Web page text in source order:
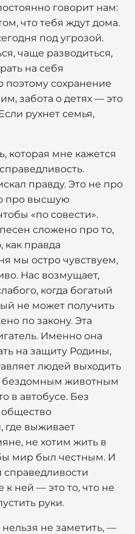
говорит нам:
что тебя ждут дома.
под угрозой.
чаще разводиться,
на себя
поэтому сохранение
забота о детях — это
рухнет семья,
которая мне кажется
правду. Это не про
про высшую
«по совести».
сложено про то,
как правда
мы остро чувствуем,
Нас возмущает,
когда богатый
не может получить
по закону. Эта
Именно она
на защиту Родины,
людей выходить
бездомным животным
в автобусе. Без
общество
где выживает
не хотим жить в
мир был честным. И
справедливости
ней — это то, что не
руки.
не заметить, —